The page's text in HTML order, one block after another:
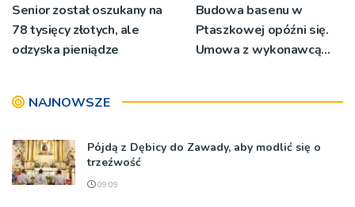
Senior został oszukany na
78 tysięcy złotych, ale
odzyska pieniądze
Budowa basenu w
Ptaszkowej opóźni się.
Umowa z wykonawcą
NAJNOWSZE
Pójdą z Dębicy do Zawady, aby modlić się o
trzeźwość
09:09